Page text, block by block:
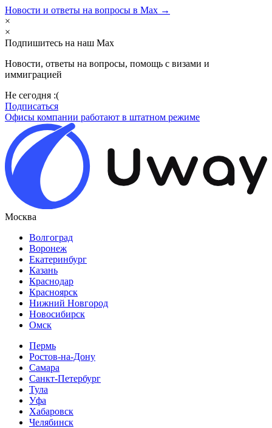
Новости и ответы на вопросы в Max →
×
×
Подпишитесь на наш Max
Новости, ответы на вопросы, помощь с визами и
иммиграцией
Не сегодня :(
Подписаться
Офисы компании работают в штатном режиме
Москва
Волгоград
Воронеж
Екатеринбург
Казань
Краснодар
Красноярск
Нижний Новгород
Новосибирск
Омск
Пермь
Ростов-на-Дону
Самара
Санкт-Петербург
Тула
Уфа
Хабаровск
Челябинск